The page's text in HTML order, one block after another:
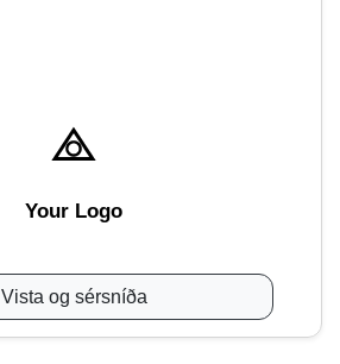
Your Logo
Vista og sérsníða